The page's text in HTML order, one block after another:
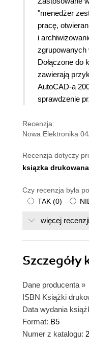
"menedżer
pracę,
i
zgrupowanych
Dołączone do
zawierają
AutoCAD-a
sprawdzenie
Recenzja:
Nowa Elektronika
Recenzja dotyczy
ksiązka drukowana
Czy recenzja była
TAK (0)
więcej recenzji
Szczegóły
Dane producenta »
ISBN Książki
Data wydania
Format: B5
Numer z katalogu: